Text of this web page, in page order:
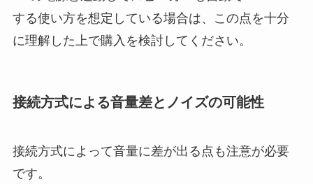
する使い方を想定している場合は、この点を十分
に理解した上で購入を検討してください。
接続方式による音量差とノイズの可能性
接続方式によって音量に差が出る点も注意が必要
です。